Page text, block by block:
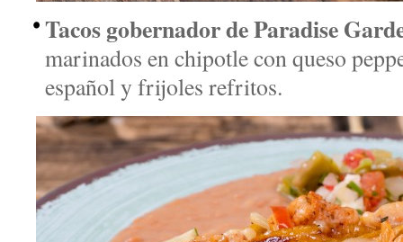
Tacos gobernador de Paradise
marinados en chipotle con queso
español y frijoles refritos.